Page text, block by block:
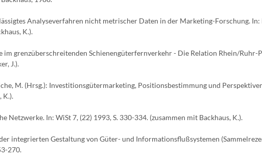
Analyseverfahren nicht metrischer Daten in der Marketing-Forschung.
K.).
grenzüberschreitenden Schienengüterfernverkehr - Die Relation Rhein/Ruhr-
J.).
M. (Hrsg.): Investitionsgütermarketing, Positionsbestimmung und
K.).
Netzwerke. In: WiSt 7, (22) 1993, S. 330-334. (zusammen mit Backhaus, K.).
integrierten Gestaltung von Güter- und Informationsflußsystemen
270.